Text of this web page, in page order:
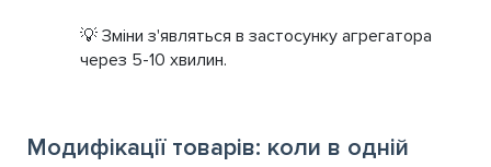
💡 Зміни з'являться в застосунку агрегатора
через 5-10 хвилин.
Модифікації товарів: коли в одній